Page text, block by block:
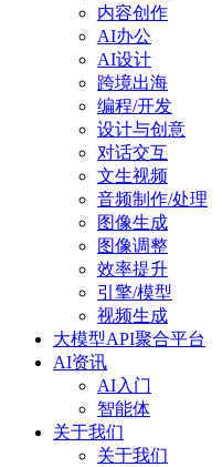
内容创作
AI办公
AI设计
跨境出海
编程/开发
设计与创意
对话交互
文生视频
音频制作/处理
图像生成
图像调整
效率提升
引擎/模型
视频生成
大模型API聚合平台
AI资讯
AI入门
智能体
关于我们
关于我们